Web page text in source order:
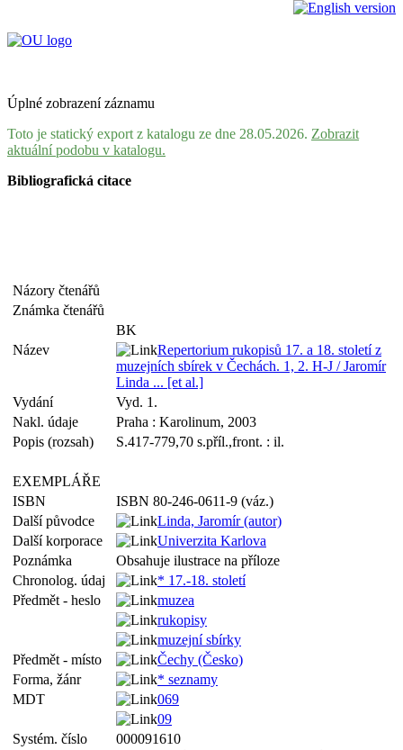
Úplné zobrazení záznamu
Toto je statický export z katalogu ze dne 28.05.2026. Zobrazit
aktuální podobu v katalogu.
Bibliografická citace
Názory čtenářů
Známka čtenářů
BK
Název
Repertorium rukopisů 17. a 18. století z
muzejních sbírek v Čechách. 1, 2. H-J / Jaromír
Linda ... [et al.]
Vydání
Vyd. 1.
Nakl. údaje
Praha : Karolinum, 2003
Popis (rozsah)
S.417-779,70 s.příl.,front. : il.
EXEMPLÁŘE
ISBN
ISBN 80-246-0611-9 (váz.)
Další původce
Linda, Jaromír (autor)
Další korporace
Univerzita Karlova
Poznámka
Obsahuje ilustrace na příloze
Chronolog. údaj
* 17.-18. století
Předmět - heslo
muzea
rukopisy
muzejní sbírky
Předmět - místo
Čechy (Česko)
Forma, žánr
* seznamy
MDT
069
09
Systém. číslo
000091610